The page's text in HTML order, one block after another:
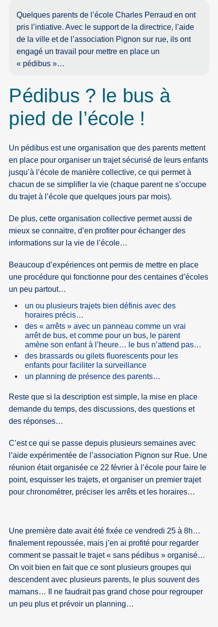
Quelques parents de l’école Charles Perraud en ont
pris l’intiative. Avec le support de la directrice, l’aide
de la ville et de l’association Pignon sur rue, ils ont
engagé un travail pour mettre en place un
« pédibus »…
Pédibus ? le bus à
pied de l’école !
Un pédibus est une organisation que des parents mettent
en place pour organiser un trajet sécurisé de leurs enfants
jusqu’à l’école de manière collective, ce qui permet à
chacun de se simplifier la vie (chaque parent ne s’occupe
du trajet à l’école que quelques jours par mois).
De plus, cette organisation collective permet aussi de
mieux se connaitre, d’en profiter pour échanger des
informations sur la vie de l’école…
Beaucoup d’expériences ont permis de mettre en place
une procédure qui fonctionne pour des centaines d’écoles
un peu partout…
un ou plusieurs trajets bien définis avec des
horaires précis…
des « arrêts » avec un panneau comme un vrai
arrêt de bus, et comme pour un bus, le parent
amène son enfant à l’heure… le bus n’attend pas…
des brassards ou gilets fluorescents pour les
enfants pour faciliter la surveillance
un planning de présence des parents…
Reste que si la description est simple, la mise en place
demande du temps, des discussions, des questions et
des réponses…
C’est ce qui se passe depuis plusieurs semaines avec
l’aide expérimentée de l’association Pignon sur Rue. Une
réunion était organisée ce 22 février à l’école pour faire le
point, esquisser les trajets, et organiser un premier trajet
pour chronométrer, préciser les arrêts et les horaires…
Une première date avait été fixée ce vendredi 25 à 8h…
finalement repoussée, mais j’en ai profité pour regarder
comment se passait le trajet « sans pédibus » organisé…
On voit bien en fait que ce sont plusieurs groupes qui
descendent avec plusieurs parents, le plus souvent des
mamans… Il ne faudrait pas grand chose pour regrouper
un peu plus et prévoir un planning…